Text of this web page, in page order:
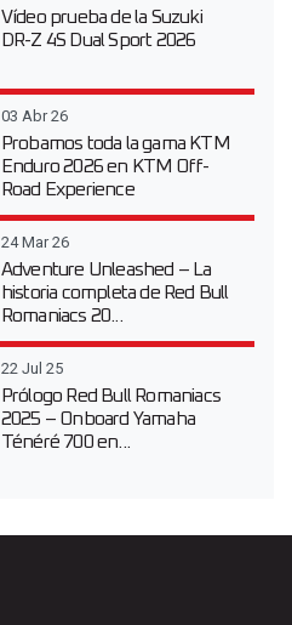
Vídeo prueba de la Suzuki
DR-Z 4S Dual Sport 2026
03 Abr 26
Probamos toda la gama KTM
Enduro 2026 en KTM Off-
Road Experience
24 Mar 26
Adventure Unleashed – La
historia completa de Red Bull
Romaniacs 20...
22 Jul 25
Prólogo Red Bull Romaniacs
2025 – Onboard Yamaha
Ténéré 700 en...